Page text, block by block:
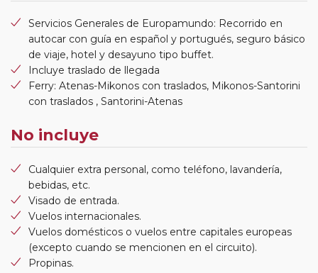
Servicios Generales de Europamundo: Recorrido en
autocar con guía en español y portugués, seguro básico
de viaje, hotel y desayuno tipo buffet.
Incluye traslado de llegada
Ferry: Atenas-Mikonos con traslados, Mikonos-Santorini
con traslados , Santorini-Atenas
No incluye
Cualquier extra personal, como teléfono, lavandería,
bebidas, etc.
Visado de entrada.
Vuelos internacionales.
Vuelos domésticos o vuelos entre capitales europeas
(excepto cuando se mencionen en el circuito).
Propinas.